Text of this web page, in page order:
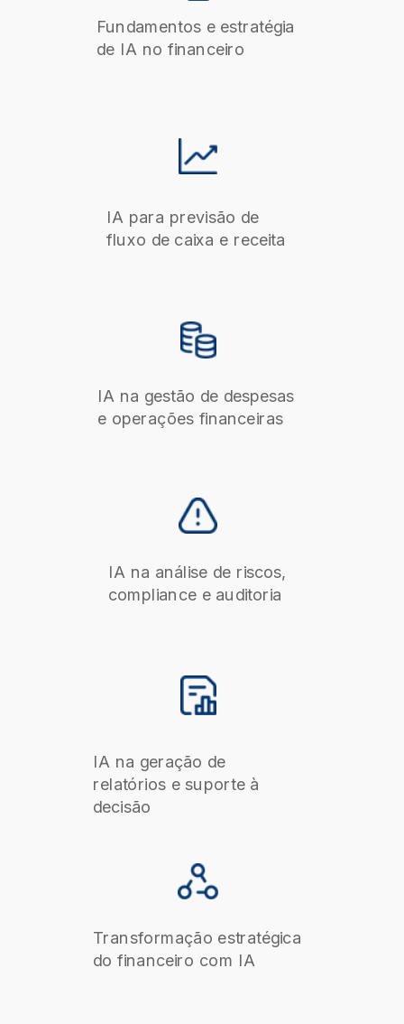
Fundamentos e estratégia
de IA no financeiro
IA para previsão de
fluxo de caixa e receita
IA na gestão de despesas
e operações financeiras
IA na análise de riscos,
compliance e auditoria
IA na geração de
relatórios e suporte à
decisão
Transformação estratégica
do financeiro com IA